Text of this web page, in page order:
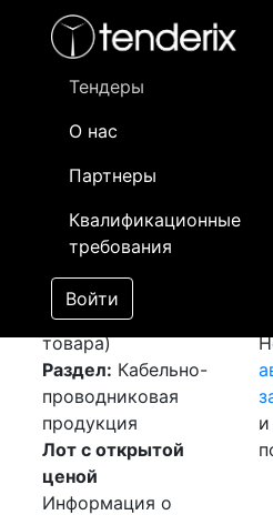
Тендеры
О нас
Партнеры
Квалификационные
требования
Войти
- активный лот
- сохраненный лот (не
Закуп: Transposed
conductor
[Завершен]
Лот №:5953
АУКЦИОН (покупка
товара)
Раздел: Кабельно-
проводниковая
продукция
Лот с открытой
ценой
Информация о